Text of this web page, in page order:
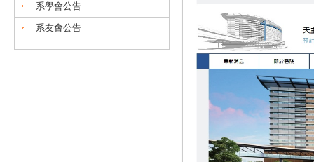
系學會公告
系友會公告